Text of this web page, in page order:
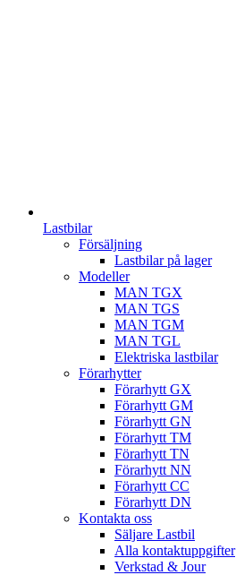
Lastbilar
Försäljning
Lastbilar på lager
Modeller
MAN TGX
MAN TGS
MAN TGM
MAN TGL
Elektriska lastbilar
Förarhytter
Förarhytt GX
Förarhytt GM
Förarhytt GN
Förarhytt TM
Förarhytt TN
Förarhytt NN
Förarhytt CC
Förarhytt DN
Kontakta oss
Säljare Lastbil
Alla kontaktuppgifter
Verkstad & Jour